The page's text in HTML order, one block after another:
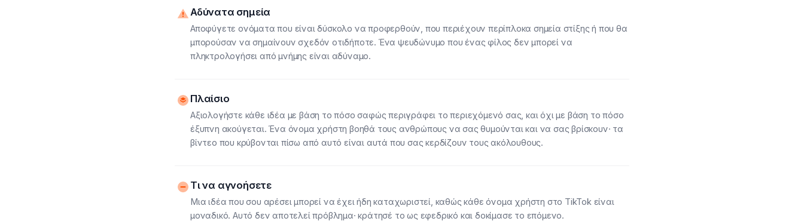
Αδύνατα σημεία
Αποφύγετε ονόματα που είναι δύσκολο να προφερθούν, που περιέχουν περίπλοκα σημεία στίξης ή που θα
μπορούσαν να σημαίνουν σχεδόν οτιδήποτε. Ένα ψευδώνυμο που ένας φίλος δεν μπορεί να
πληκτρολογήσει από μνήμης είναι αδύναμο.
Πλαίσιο
Αξιολογήστε κάθε ιδέα με βάση το πόσο σαφώς περιγράφει το περιεχόμενό σας, και όχι με βάση το πόσο
έξυπνη ακούγεται. Ένα όνομα χρήστη βοηθά τους ανθρώπους να σας θυμούνται και να σας βρίσκουν· τα
βίντεο που κρύβονται πίσω από αυτό είναι αυτά που σας κερδίζουν τους ακόλουθους.
Τι να αγνοήσετε
Μια ιδέα που σου αρέσει μπορεί να έχει ήδη καταχωριστεί, καθώς κάθε όνομα χρήστη στο TikTok είναι
μοναδικό. Αυτό δεν αποτελεί πρόβλημα· κράτησέ το ως εφεδρικό και δοκίμασε το επόμενο.